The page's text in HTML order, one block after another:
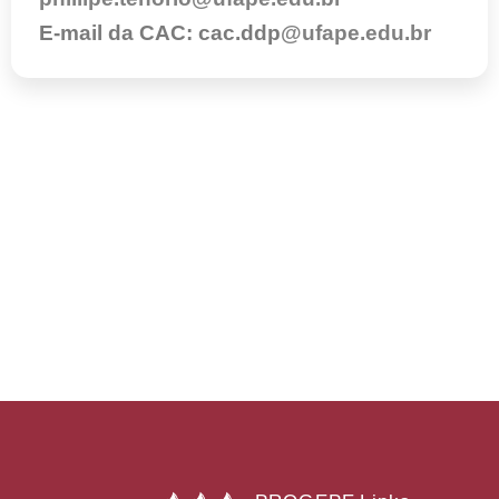
E-mail da CAC: cac.ddp@ufape.edu.br